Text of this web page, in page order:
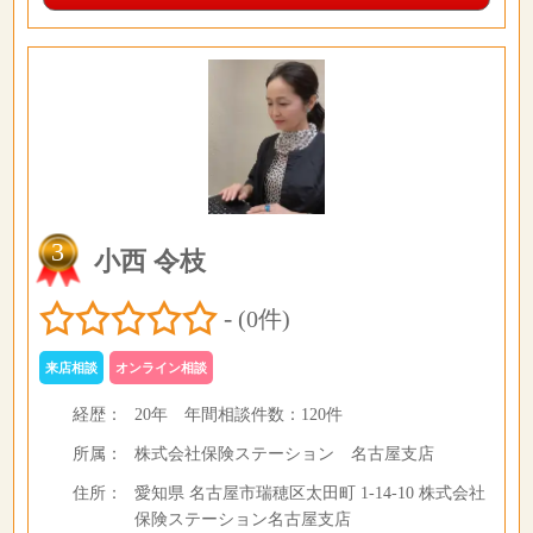
3
小西 令枝
- (0件)
来店相談 オンライン相談
経歴： 20年年間相談件数： 120件
所属： 株式会社保険ステーション 名古屋支店
住所：
愛知県 名古屋市瑞穂区太田町 1-14-10 株式会社
保険ステーション名古屋支店